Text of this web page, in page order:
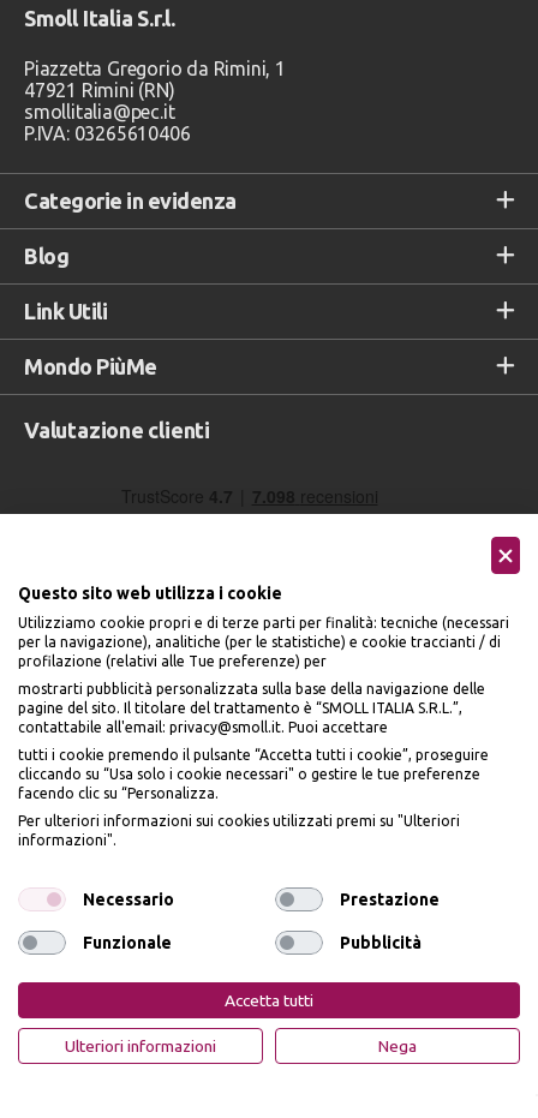
Categorie in evidenza
Blog
Link Utili
Mondo PiùMe
Smoll Italia S.r.l.
Piazzetta Gregorio da Rimini, 1
47921 Rimini (RN)
smollitalia@pec.it
P.IVA: 03265610406
Valutazione clienti
Accettiamo
Seguici sui social
PiùMe è un marchio di PiùMe s.r.l. con sede legale in via
Aurelio Lampredi, n. 81 - 57121 Livorno (LI) - P.IVA
Privacy Policy Cookie Policy
Questo sito web utilizza i cookie
Utilizziamo cookie propri e di terze parti per finalità: tecniche (necessari
per la navigazione), analitiche (per le statistiche) e cookie traccianti / di
profilazione (relativi alle Tue preferenze) per
mostrarti pubblicità personalizzata sulla base della navigazione delle
pagine del sito. Il titolare del trattamento è “SMOLL ITALIA S.R.L.”,
contattabile all'email: privacy@smoll.it. Puoi accettare
tutti i cookie premendo il pulsante “Accetta tutti i cookie”, proseguire
cliccando su “Usa solo i cookie necessari" o gestire le tue preferenze
facendo clic su “Personalizza.
Per ulteriori informazioni sui cookies utilizzati premi su "Ulteriori
informazioni".
Necessario Prestazione
Funzionale Pubblicità
Accetta tutti
Ulteriori informazioni Nega
BENVENUTO DA
PIÙME
IL10% DI SCONTO
dell’art. 13 del Reg UE 2016/679 e presto il mio consenso a ricevere email
promozionali. In qualsiasi momento è possibile revocare il consenso
OTTIENI IL 10% DI SCONTO